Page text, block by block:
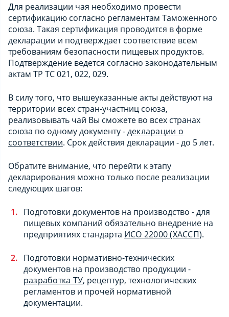
Для реализации чая необходимо провести
сертификацию согласно регламентам Таможенного
союза. Такая сертификация проводится в форме
декларации и подтверждает соответствие всем
требованиям безопасности пищевых продуктов.
Подтверждение ведется согласно законодательным
актам ТР ТС 021, 022, 029.
В силу того, что вышеуказанные акты действуют на
территории всех стран-участниц союза,
реализовывать чай Вы сможете во всех странах
союза по одному документу -декларации о
соответствии. Срок действия декларации - до 5 лет.
Обратите внимание, что перейти к этапу
декларирования можно только после реализации
следующих шагов:
Подготовки документов на производство - для
пищевых компаний обязательно внедрение на
предприятиях стандарта ИСО 22000 (ХАССП).
Подготовки нормативно-технических
документов на производство продукции -
разработка ТУ, рецептур, технологических
регламентов и прочей нормативной
документации.